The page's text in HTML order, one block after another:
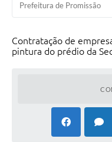
Reforma Agrária
Empreendedores
Secretarias
Prefeitura de Promissão
Contratação de
pintura do prédio da